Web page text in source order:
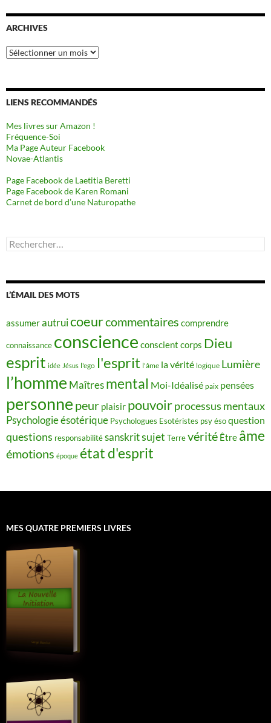
ARCHIVES
Archives
LIENS RECOMMANDÉS
Mes livres sur Amazon !
Fréquence-Soi
Ma Page Auteur Facebook
Novae-Atlantis
Page Facebook de Laetitia Beretti
Page Facebook de Karen Romani
Carnet de bord d’une Naturopathe
Rechercher :
L’ÉMAIL DES MOTS
assumerautruicoeurcommentaires comprendre
connaissance conscience conscient corps Dieu
esprit idée Jésus l'ego l'esprit l'âme la vérité logique Lumière
l’homme Maîtres mental Moi-Idéalisé paix pensées
personne peur plaisir pouvoirprocessus mentaux
Psychologie ésotérique Psychologues Esotéristes psy ésoquestion
questions responsabilitésanskritsujet Terrevérité Être âme
émotions époque état d'esprit
MES QUATRE PREMIERS LIVRES